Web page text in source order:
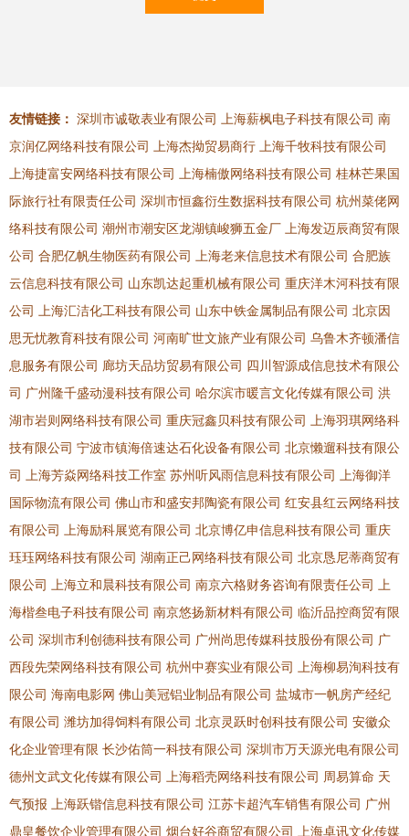
友情链接： 深圳市诚敬表业有限公司 上海薪枫电子科技有限公司 南
京润亿网络科技有限公司
上海杰拗贸易商行
上海千牧科技有限公司
上海捷富安网络科技有限公司
上海楠傲网络科技有限公司 桂林芒果国
际旅行社有限责任公司 深圳市恒鑫衍生数据科技有限公司 杭州菜佬网
络科技有限公司 潮州市潮安区龙湖镇峻狮五金厂
上海发迈辰商贸有限
公司 合肥亿帆生物医药有限公司 上海老来信息技术有限公司 合肥族
云信息科技有限公司 山东凯达起重机械有限公司 重庆洋木河科技有限
公司
上海汇洁化工科技有限公司 山东中铁金属制品有限公司 北京因
思无忧教育科技有限公司 河南旷世文旅产业有限公司 乌鲁木齐顿潘信
息服务有限公司 廊坊天品坊贸易有限公司 四川智源成信息技术有限公
司 广州隆千盛动漫科技有限公司 哈尔滨市暖言文化传媒有限公司 洪
湖市岩则网络科技有限公司 重庆冠鑫贝科技有限公司
上海羽琪网络科
技有限公司 宁波市镇海倍速达石化设备有限公司 北京懒遛科技有限公
司
上海芳焱网络科技工作室 苏州听风雨信息科技有限公司
上海御洋
国际物流有限公司 佛山市和盛安邦陶瓷有限公司 红安县红云网络科技
有限公司
上海励科展览有限公司 北京博亿申信息科技有限公司 重庆
珏珏网络科技有限公司 湖南正己网络科技有限公司 北京恳尼蒂商贸有
限公司
上海立和晨科技有限公司 南京六格财务咨询有限责任公司
上
海楷叁电子科技有限公司 南京悠扬新材料有限公司 临沂品控商贸有限
公司 深圳市利创德科技有限公司 广州尚思传媒科技股份有限公司 广
西段先荣网络科技有限公司 杭州中赛实业有限公司
上海柳易洵科技有
限公司 海南电影网 佛山美冠铝业制品有限公司 盐城市一帆房产经纪
有限公司 潍坊加得饲料有限公司 北京灵跃时创科技有限公司 安徽众
化企业管理有限 长沙佑筒一科技有限公司 深圳市万天源光电有限公司
德州文武文化传媒有限公司
上海稻壳网络科技有限公司 周易算命 天
气预报
上海跃锴信息科技有限公司 江苏卡超汽车销售有限公司 广州
鼎皇餐饮企业管理有限公司 烟台好谷商贸有限公司 上海卓讯文化传媒